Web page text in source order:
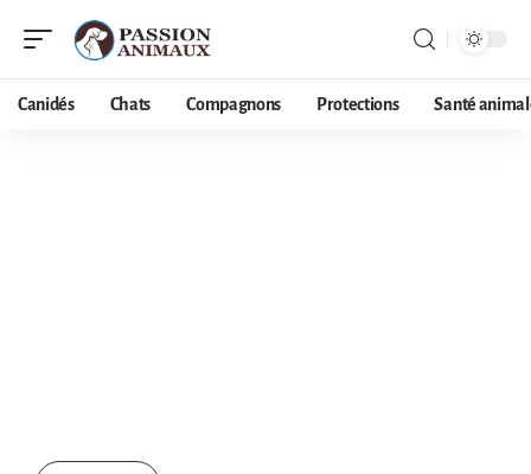
Canidés Chats Compagnons Protections Santé